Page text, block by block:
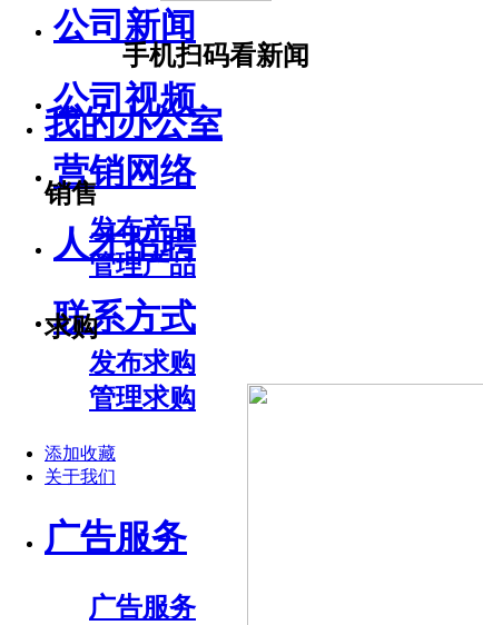
手机扫码看新闻
我的办公室
销售
发布产品
管理产品
求购
发布求购
管理求购
添加收藏
关于我们
广告服务
广告服务
公司新闻
公司视频
营销网络
人才招聘
联系方式